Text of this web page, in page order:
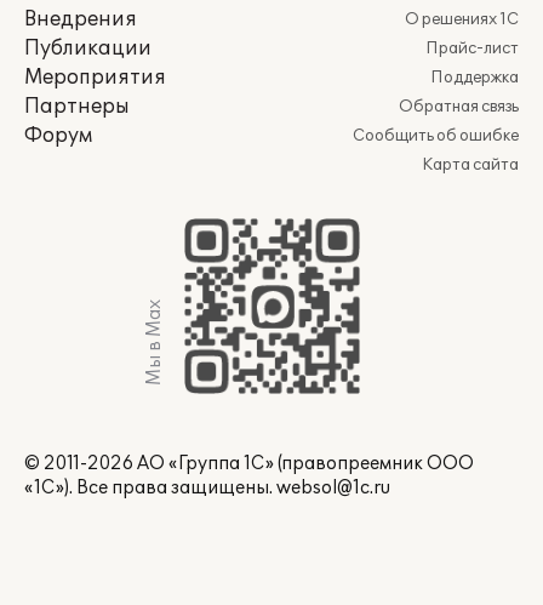
Внедрения
Публикации
Мероприятия
Партнеры
Форум
О решениях 1С
Прайс-лист
Поддержка
Обратная связь
Сообщить об ошибке
Карта сайта
Мы в Max
© 2011-2026 АО «Группа 1С» (правопреемник ООО
«1С»). Все права защищены. websol@1c.ru